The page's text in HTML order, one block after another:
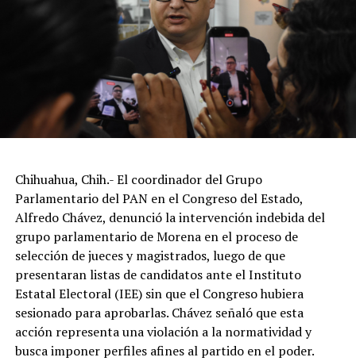
Chihuahua, Chih.- El coordinador del Grupo
Parlamentario del PAN en el Congreso del Estado,
Alfredo Chávez, denunció la intervención indebida del
grupo parlamentario de Morena en el proceso de
selección de jueces y magistrados, luego de que
presentaran listas de candidatos ante el Instituto
Estatal Electoral (IEE) sin que el Congreso hubiera
sesionado para aprobarlas. Chávez señaló que esta
acción representa una violación a la normatividad y
busca imponer perfiles afines al partido en el poder.